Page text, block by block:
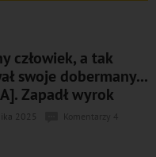
człowiek, a tak
swoje dobermany...
Zapadł wyrok
2025